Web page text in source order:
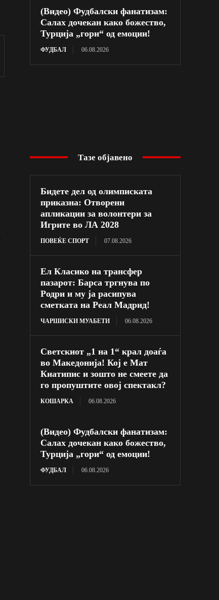
(Видео) Фудбалски фанатизам:
Салах дочекан како божество,
Турција „гори“ од емоции!
ФУДБАЛ 06.08.2026
Тазе објавено
Бидете дел од олимписката
приказна: Отворени
апликации за волонтери за
Игрите во ЛА 2028
ПОВЕЌЕ СПОРТ 07.08.2026
Ел Класико на трансфер
пазарот: Барса тргнува по
Родри и му ја расипува
сметката на Реал Мадрид!
ЧАРШИСКИ МУАБЕТИ 06.08.2026
Светскиот „1 на 1“ крал доаѓа
во Македонија! Кој е Мат
Киатипис и зошто не смеете да
го пропуштите овој спектакл?
КОШАРКА 06.08.2026
(Видео) Фудбалски фанатизам:
Салах дочекан како божество,
Турција „гори“ од емоции!
ФУДБАЛ 06.08.2026